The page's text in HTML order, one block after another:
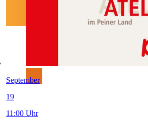
September
19
11:00 Uhr